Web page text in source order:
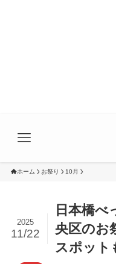
ホーム お祭り 10月
日本橋
央区のお
スポット
2025
11/22